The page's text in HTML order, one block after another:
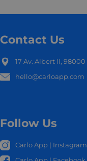
Contact Us
17 Av. Albert II, 98000
hello@carloapp.com
Follow Us
Carlo App | Instagram